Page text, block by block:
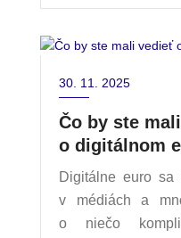
30. 11. 2025
Čo by ste
o digitálnom
Digitálne euro sa
v médiách a
o niečo